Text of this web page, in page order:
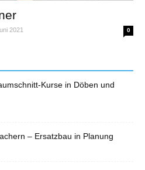
2021 0
Kurse in Döben und
– Ersatzbau in Planung